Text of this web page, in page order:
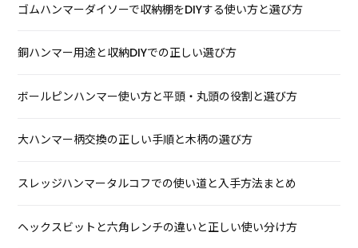
ゴムハンマーダイソーで収納棚をDIYする使い方と選び方
銅ハンマー用途と収納DIYでの正しい選び方
ボールピンハンマー使い方と平頭・丸頭の役割と選び方
大ハンマー柄交換の正しい手順と木柄の選び方
スレッジハンマータルコフでの使い道と入手方法まとめ
ヘックスビットと六角レンチの違いと正しい使い分け方